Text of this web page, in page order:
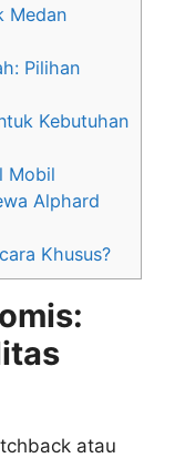
Medan
Pilihan
Kebutuhan
Mobil
Alphard
Khusus?
atau